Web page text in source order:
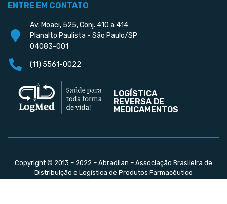
ENTRE EM CONTATO
Av. Moaci, 525, Conj. 410 a 414
Planalto Paulista - São Paulo/SP
04083-001
(11) 5561-0022
LOGÍSTICA
REVERSA DE
MEDICAMENTOS
Copyright © 2013 – 2022 – Abradilan – Associação Brasileira de
Distribuição e Logística de Produtos Farmacêutico